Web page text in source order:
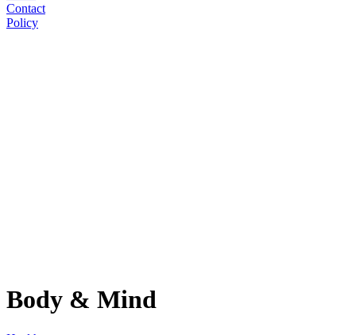
Contact
Policy
Body & Mind